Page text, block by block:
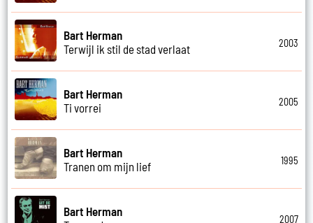
Bart Herman
Terwijl ik stil de stad verlaat
2003
Bart Herman
Ti vorrei
2005
Bart Herman
Tranen om mijn lief
1995
Bart Herman
2007